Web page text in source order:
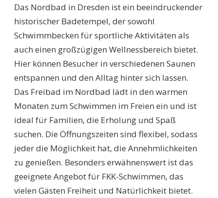
Das Nordbad in Dresden ist ein beeindruckender
historischer Badetempel, der sowohl
Schwimmbecken für sportliche Aktivitäten als
auch einen großzügigen Wellnessbereich bietet.
Hier können Besucher in verschiedenen Saunen
entspannen und den Alltag hinter sich lassen.
Das Freibad im Nordbad lädt in den warmen
Monaten zum Schwimmen im Freien ein und ist
ideal für Familien, die Erholung und Spaß
suchen. Die Öffnungszeiten sind flexibel, sodass
jeder die Möglichkeit hat, die Annehmlichkeiten
zu genießen. Besonders erwähnenswert ist das
geeignete Angebot für FKK-Schwimmen, das
vielen Gästen Freiheit und Natürlichkeit bietet.